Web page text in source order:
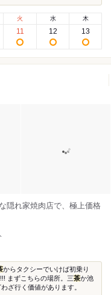
火
11
水
12
木
13
隠れ家焼肉店で、極上価格
からタクシーでいけば初乗り
まずこちらの場所。三茶か池
ざ行く価値があります。